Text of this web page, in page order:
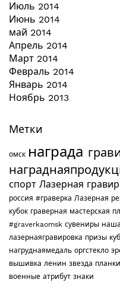
Июль 2014
Июнь 2014
май 2014
Апрель 2014
Март 2014
Февраль 2014
Январь 2014
Ноябрь 2013
Метки
омск награда
спорт Лазерная
россия #граверка Лазерная
кубок граверная мастерская
#graverkaomsk сувениры
лазернаягравировка призы
нагруднаямедаль оргстекло
вышивка ленин звезда планки
военные атрибут знаки